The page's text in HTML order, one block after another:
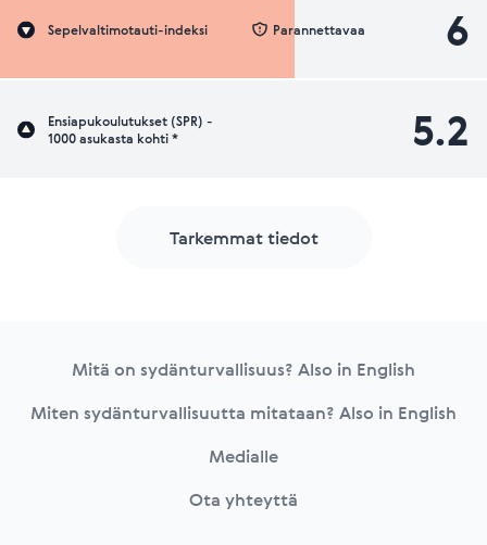
Sepelvaltimotauti-indeksi 6
Parannettavaa
Ensiapukoulutukset (SPR) -
1000 asukasta kohti *
5.2
Tarkemmat tiedot
Mitä on sydänturvallisuus? Also in English
Miten sydänturvallisuutta mitataan? Also in English
Medialle
Ota yhteyttä